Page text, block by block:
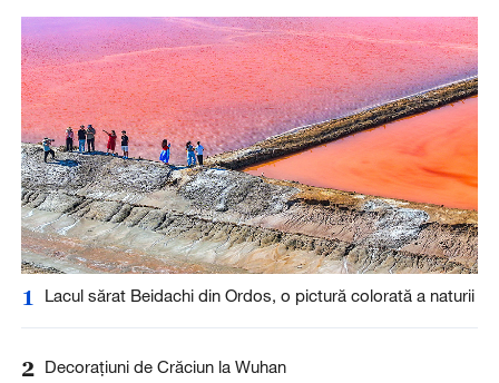
1 Lacul sărat Beidachi din Ordos, o pictură colorată a naturii
2 Decorațiuni de Crăciun la Wuhan